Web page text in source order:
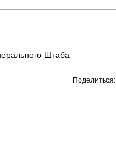
Штаба
Поделиться: